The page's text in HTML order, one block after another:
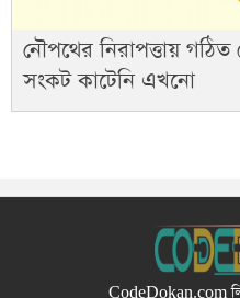
নৌপথের নিরাপত্তায়
সংকট কাটেনি এখনো
CodeDokan.com